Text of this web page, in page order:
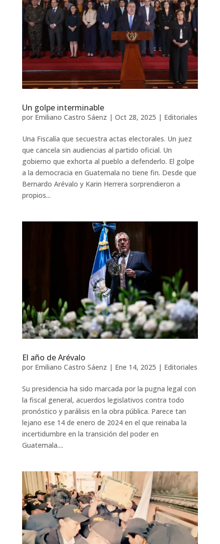
Un golpe interminable
por Emiliano Castro Sáenz | Oct 28, 2025 | Editoriales
Una Fiscalía que secuestra actas electorales. Un juez
que cancela sin audiencias al partido oficial. Un
gobierno que exhorta al pueblo a defenderlo. El golpe
a la democracia en Guatemala no tiene fin. Desde que
Bernardo Arévalo y Karin Herrera sorprendieron a
propios...
El año de Arévalo
por Emiliano Castro Sáenz | Ene 14, 2025 | Editoriales
Su presidencia ha sido marcada por la pugna legal con
la fiscal general, acuerdos legislativos contra todo
pronóstico y parálisis en la obra pública. Parece tan
lejano ese 14 de enero de 2024 en el que reinaba la
incertidumbre en la transición del poder en
Guatemala....